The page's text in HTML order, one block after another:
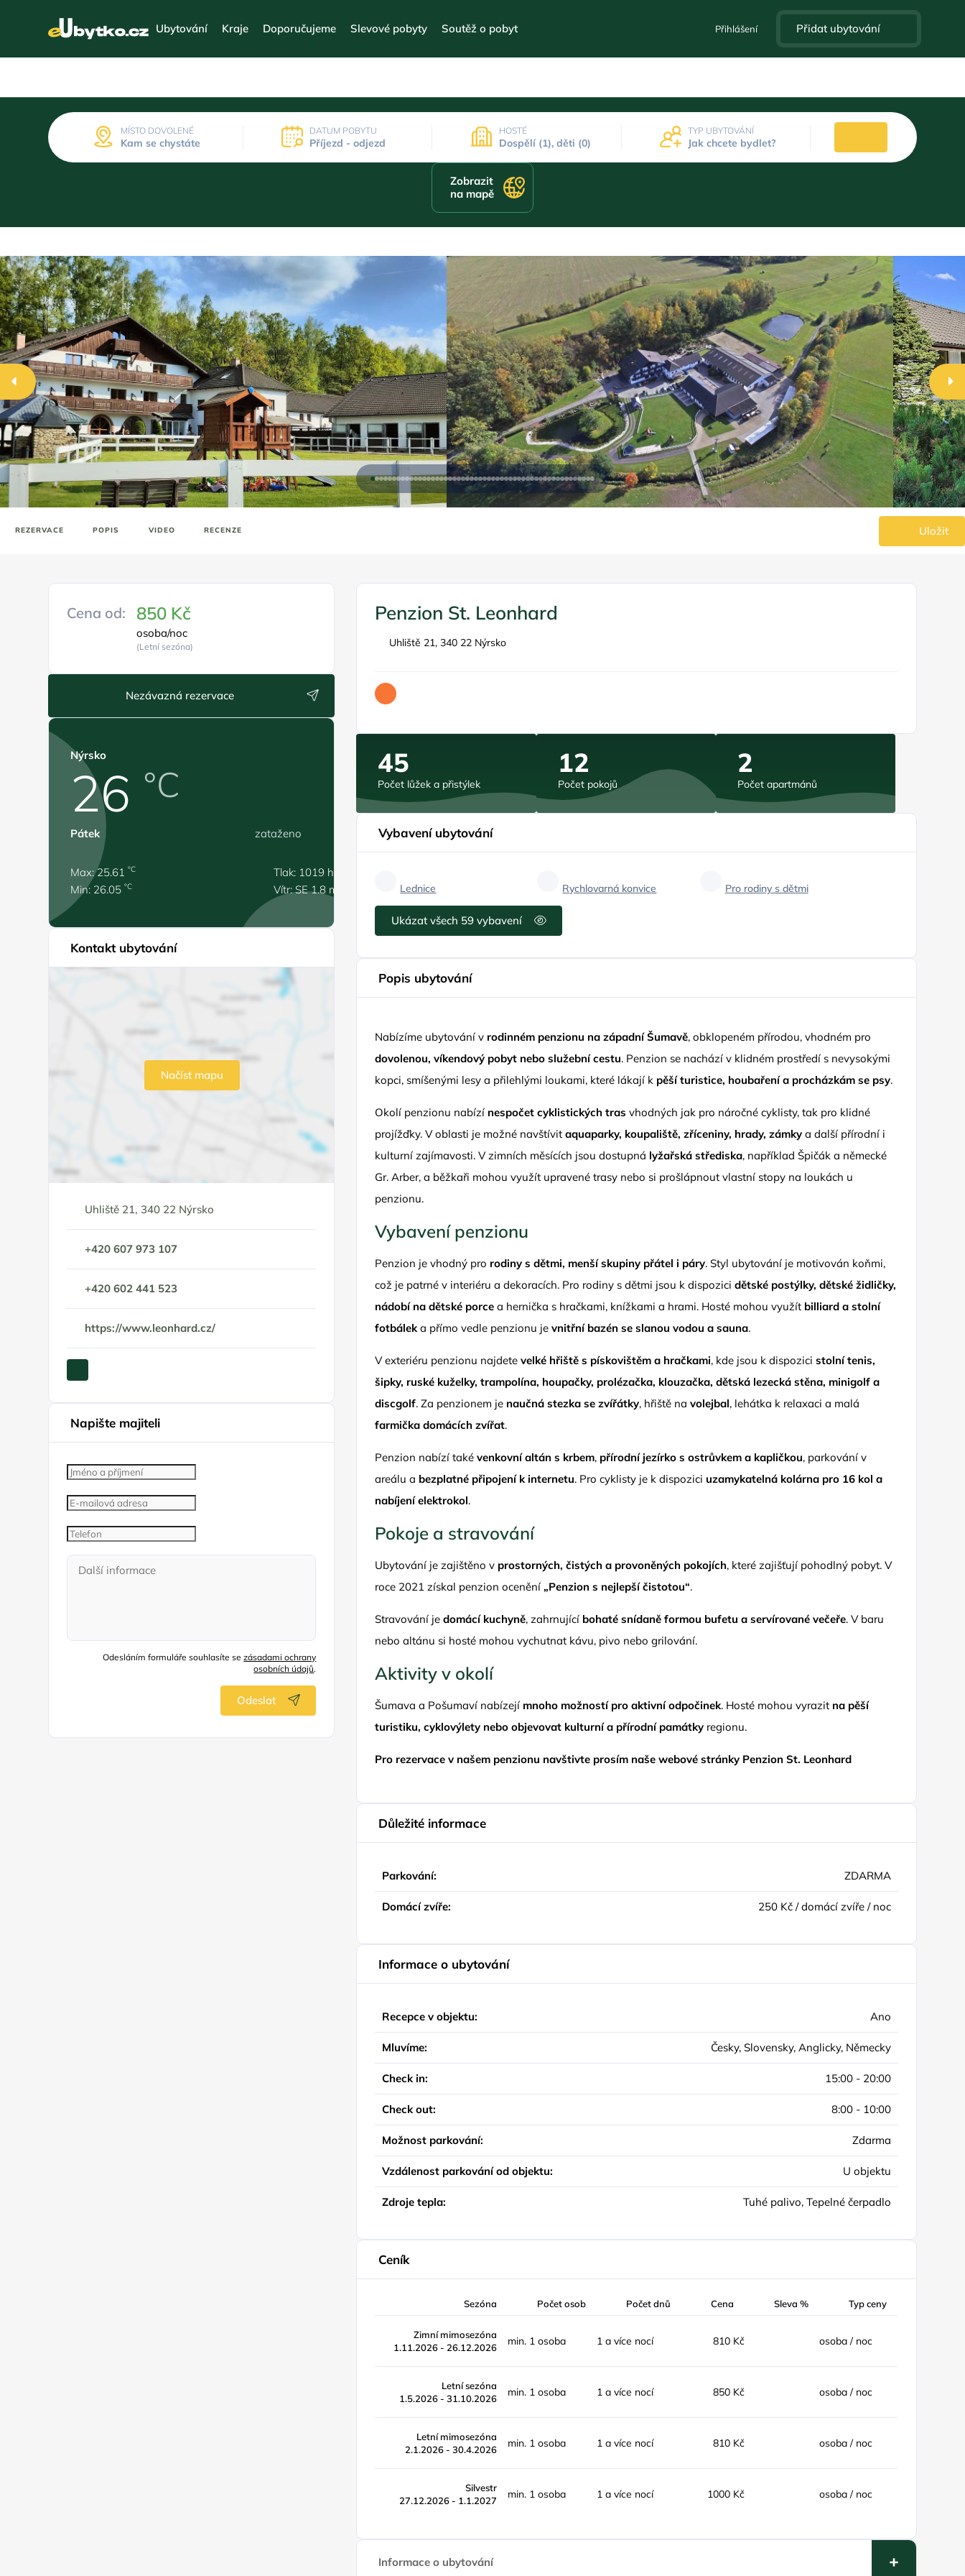
Ubytování Kraje Doporučujeme Slevové pobyty Soutěž o pobyt Přihlášení Přidat ubytování
MÍSTO DOVOLENÉ
Kam se chystáte
DATUM POBYTU
Příjezd - odjezd
HOSTÉ
Dospělí (1), děti (0)
TYP UBYTOVÁNÍ
Jak chcete bydlet?
Zobrazit
na mapě
REZERVACE POPIS VIDEO RECENZE Uložit
Cena od: 850 Kč
osoba/noc
(Letní sezóna)
Nezávazná rezervace
Nýrsko
26 °C
Pátek zataženo
Max: 25.61°C
Min: 26.05°C
Tlak: 1019 hPa
Vítr: SE 1.8 m/s
Kontakt ubytování
Načíst mapu
Uhliště 21, 340 22 Nýrsko
+420 607 973 107
+420 602 441 523
https://www.leonhard.cz/
Napište majiteli
Odesláním formuláře souhlasíte sezásadami ochrany
osobních údajů.
Odeslat
Penzion St. Leonhard
Uhliště 21, 340 22 Nýrsko
45
Počet lůžek a přistýlek
12
Počet pokojů
2
Počet apartmánů
Vybavení ubytování
Lednice Rychlovarná konvice Pro rodiny s dětmi
Ukázat všech 59 vybavení
Popis ubytování
Nabízíme ubytování v rodinném penzionu na západní Šumavě, obklopeném přírodou, vhodném pro
dovolenou, víkendový pobyt nebo služební cestu. Penzion se nachází v klidném prostředí s nevysokými
kopci, smíšenými lesy a přilehlými loukami, které lákají k pěší turistice, houbaření a procházkám se psy.
Okolí penzionu nabízí nespočet cyklistických tras vhodných jak pro náročné cyklisty, tak pro klidné
projížďky. V oblasti je možné navštívitaquaparky, koupaliště, zříceniny, hrady, zámky a další přírodní i
kulturní zajímavosti. V zimních měsících jsou dostupná lyžařská střediska, například Špičák a německé
Gr. Arber, a běžkaři mohou využít upravené trasy nebo si prošlápnout vlastní stopy na loukách u
penzionu.
Vybavení penzionu
Penzion je vhodný pro rodiny s dětmi, menší skupiny přátel i páry. Styl ubytování je motivován koňmi,
což je patrné v interiéru a dekoracích. Pro rodiny s dětmi jsou k dispozicidětské postýlky, dětské židličky,
nádobí na dětské porce a hernička s hračkami, knížkami a hrami. Hosté mohou využít billiard a stolní
fotbáleka přímo vedle penzionu jevnitřní bazén se slanou vodou a sauna.
V exteriéru penzionu najdetevelké hřiště s pískovištěm a hračkami, kde jsou k dispozicistolní tenis,
šipky, ruské kuželky, trampolína, houpačky, prolézačka, klouzačka, dětská lezecká stěna, minigolf a
discgolf. Za penzionem je naučná stezka se zvířátky, hřiště navolejbal, lehátka k relaxaci a malá
farmička domácích zvířat.
Penzion nabízí takévenkovní altán s krbem, přírodní jezírko s ostrůvkem a kapličkou, parkování v
areálu a bezplatné připojení k internetu. Pro cyklisty je k dispozici uzamykatelná kolárna pro 16 kol a
nabíjení elektrokol.
Pokoje a stravování
Ubytování je zajištěno v prostorných, čistých a provoněných pokojích, které zajišťují pohodlný pobyt. V
roce 2021 získal penzion ocenění„Penzion s nejlepší čistotou“.
Stravování jedomácí kuchyně, zahrnující bohaté snídaně formou bufetu a servírované večeře. V baru
nebo altánu si hosté mohou vychutnat kávu, pivo nebo grilování.
Aktivity v okolí
Šumava a Pošumaví nabízejí mnoho možností pro aktivní odpočinek. Hosté mohou vyrazit na pěší
turistiku, cyklovýlety nebo objevovat kulturní a přírodní památky regionu.
Pro rezervace v našem penzionu navštivte prosím naše webové stránky Penzion St. Leonhard
Důležité informace
Parkování: ZDARMA
Domácí zvíře: 250 Kč / domácí zvíře / noc
Informace o ubytování
Recepce v objektu: Ano
Mluvíme: Česky, Slovensky, Anglicky, Německy
Check in: 15:00 - 20:00
Check out: 8:00 - 10:00
Možnost parkování: Zdarma
Vzdálenost parkování od objektu: U objektu
Zdroje tepla: Tuhé palivo, Tepelné čerpadlo
Ceník
Sezóna Počet osob Počet dnů Cena Sleva % Typ ceny
Zimní mimosezóna
1.11.2026 - 26.12.2026
min. 1 osoba 1 a více nocí 810 Kč osoba / noc
Letní sezóna
1.5.2026 - 31.10.2026
min. 1 osoba 1 a více nocí 850 Kč osoba / noc
Letní mimosezóna
2.1.2026 - 30.4.2026
min. 1 osoba 1 a více nocí 810 Kč osoba / noc
Silvestr
27.12.2026 - 1.1.2027
min. 1 osoba 1 a více nocí 1000 Kč osoba / noc
Informace o ubytování